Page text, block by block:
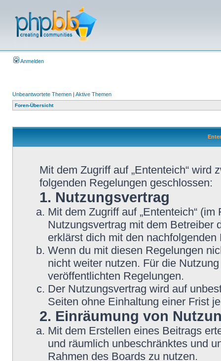
Anmelden
Unbeantwortete Themen | Aktive Themen
Foren-Übersicht
Mit dem Zugriff auf „Ententeich“ wird
folgenden Regelungen geschlossen:
1. Nutzungsvertrag
Mit dem Zugriff auf „Ententeich“
Nutzungsvertrag mit dem Betreiber
erklärst dich mit den
Wenn du mit diesen Regelungen
nicht weiter nutzen. Für die
veröffentlichten Regelungen.
Der Nutzungsvertrag wird auf
Seiten ohne Einhaltung einer Frist
2. Einräumung von
Mit dem Erstellen eines Beitrags
und räumlich unbeschränktes und
Rahmen des Boards zu nutzen.